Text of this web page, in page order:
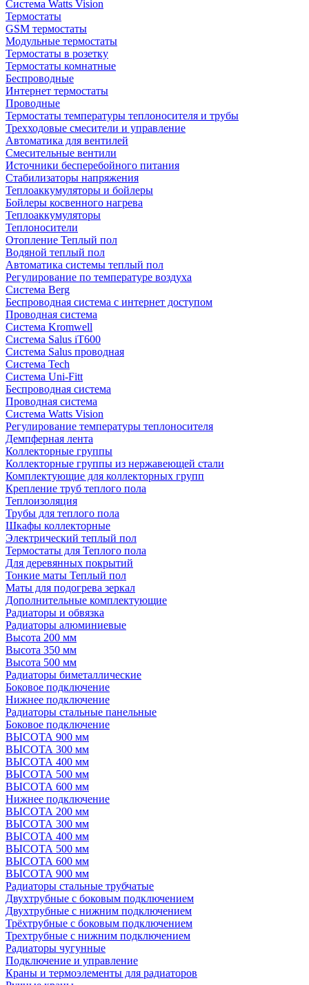
Система Watts Vision
Термостаты
GSM термостаты
Модульные термостаты
Термостаты в розетку
Термостаты комнатные
Беспроводные
Интернет термостаты
Проводные
Термостаты температуры теплоносителя и трубы
Трехходовые смесители и управление
Автоматика для вентилей
Смесительные вентили
Источники бесперебойного питания
Стабилизаторы напряжения
Теплоаккумуляторы и бойлеры
Бойлеры косвенного нагрева
Теплоаккумуляторы
Теплоносители
Отопление Теплый пол
Водяной теплый пол
Автоматика системы теплый пол
Регулирование по температуре воздуха
Система Berg
Беспроводная система с интернет доступом
Проводная система
Система Kromwell
Система Salus iT600
Система Salus проводная
Система Tech
Система Uni-Fitt
Беспроводная система
Проводная система
Система Watts Vision
Регулирование температуры теплоносителя
Демпферная лента
Коллекторные группы
Коллекторные группы из нержавеющей стали
Комплектующие для коллекторных групп
Крепление труб теплого пола
Теплоизоляция
Трубы для теплого пола
Шкафы коллекторные
Электрический теплый пол
Термостаты для Теплого пола
Для деревянных покрытий
Тонкие маты Теплый пол
Маты для подогрева зеркал
Дополнительные комплектующие
Радиаторы и обвязка
Радиаторы алюминиевые
Высота 200 мм
Высота 350 мм
Высота 500 мм
Радиаторы биметаллические
Боковое подключение
Нижнее подключение
Радиаторы стальные панельные
Боковое подключение
ВЫСОТА 900 мм
ВЫСОТА 300 мм
ВЫСОТА 400 мм
ВЫСОТА 500 мм
ВЫСОТА 600 мм
Нижнее подключение
ВЫСОТА 200 мм
ВЫСОТА 300 мм
ВЫСОТА 400 мм
ВЫСОТА 500 мм
ВЫСОТА 600 мм
ВЫСОТА 900 мм
Радиаторы стальные трубчатые
Двухтрубные с боковым подключением
Двухтрубные с нижним подключением
Трёхтрубные с боковым подключением
Трехтрубные с нижним подключением
Радиаторы чугунные
Подключение и управление
Краны и термоэлементы для радиаторов